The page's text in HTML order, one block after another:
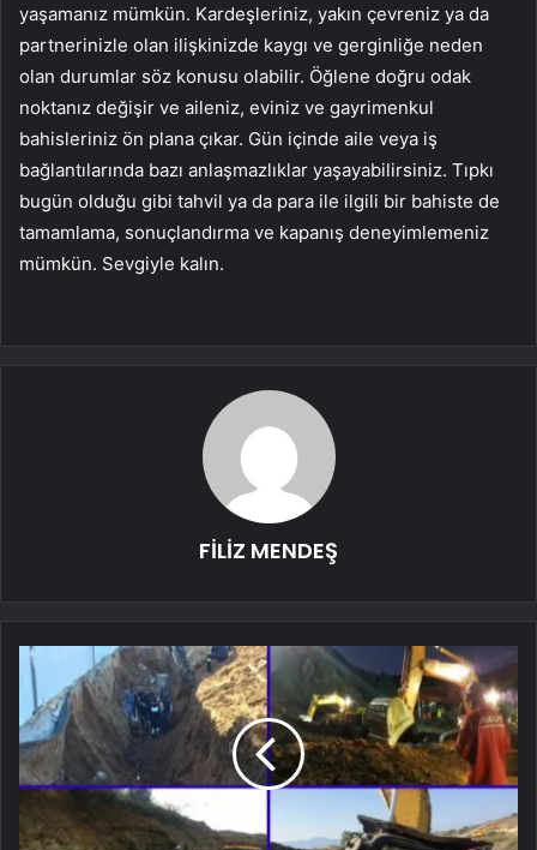
yaşamanız mümkün. Kardeşleriniz, yakın çevreniz ya da
partnerinizle olan ilişkinizde kaygı ve gerginliğe neden
olan durumlar söz konusu olabilir. Öğlene doğru odak
noktanız değişir ve aileniz, eviniz ve gayrimenkul
bahisleriniz ön plana çıkar. Gün içinde aile veya iş
bağlantılarında bazı anlaşmazlıklar yaşayabilirsiniz. Tıpkı
bugün olduğu gibi tahvil ya da para ile ilgili bir bahiste de
tamamlama, sonuçlandırma ve kapanış deneyimlemeniz
mümkün. Sevgiyle kalın.
FİLİZ MENDEŞ